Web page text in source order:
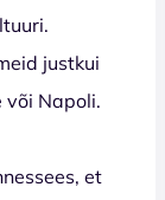
justkui
või Napoli.
et